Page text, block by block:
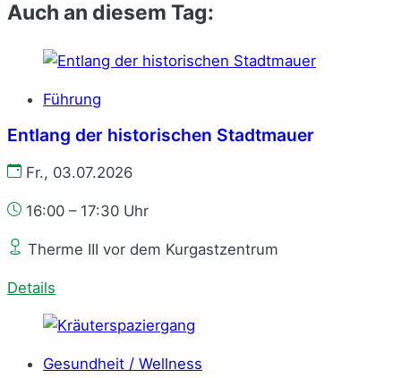
Auch an diesem Tag:
Führung
Entlang der historischen Stadtmauer
Fr., 03.07.2026
16:00 – 17:30 Uhr
Therme III vor dem Kurgastzentrum
Details
Gesundheit / Wellness